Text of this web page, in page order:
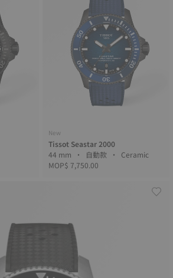
New
Tissot Seastar 2000
44 mm • 自動款 • Ceramic
MOP$ 7,750.00